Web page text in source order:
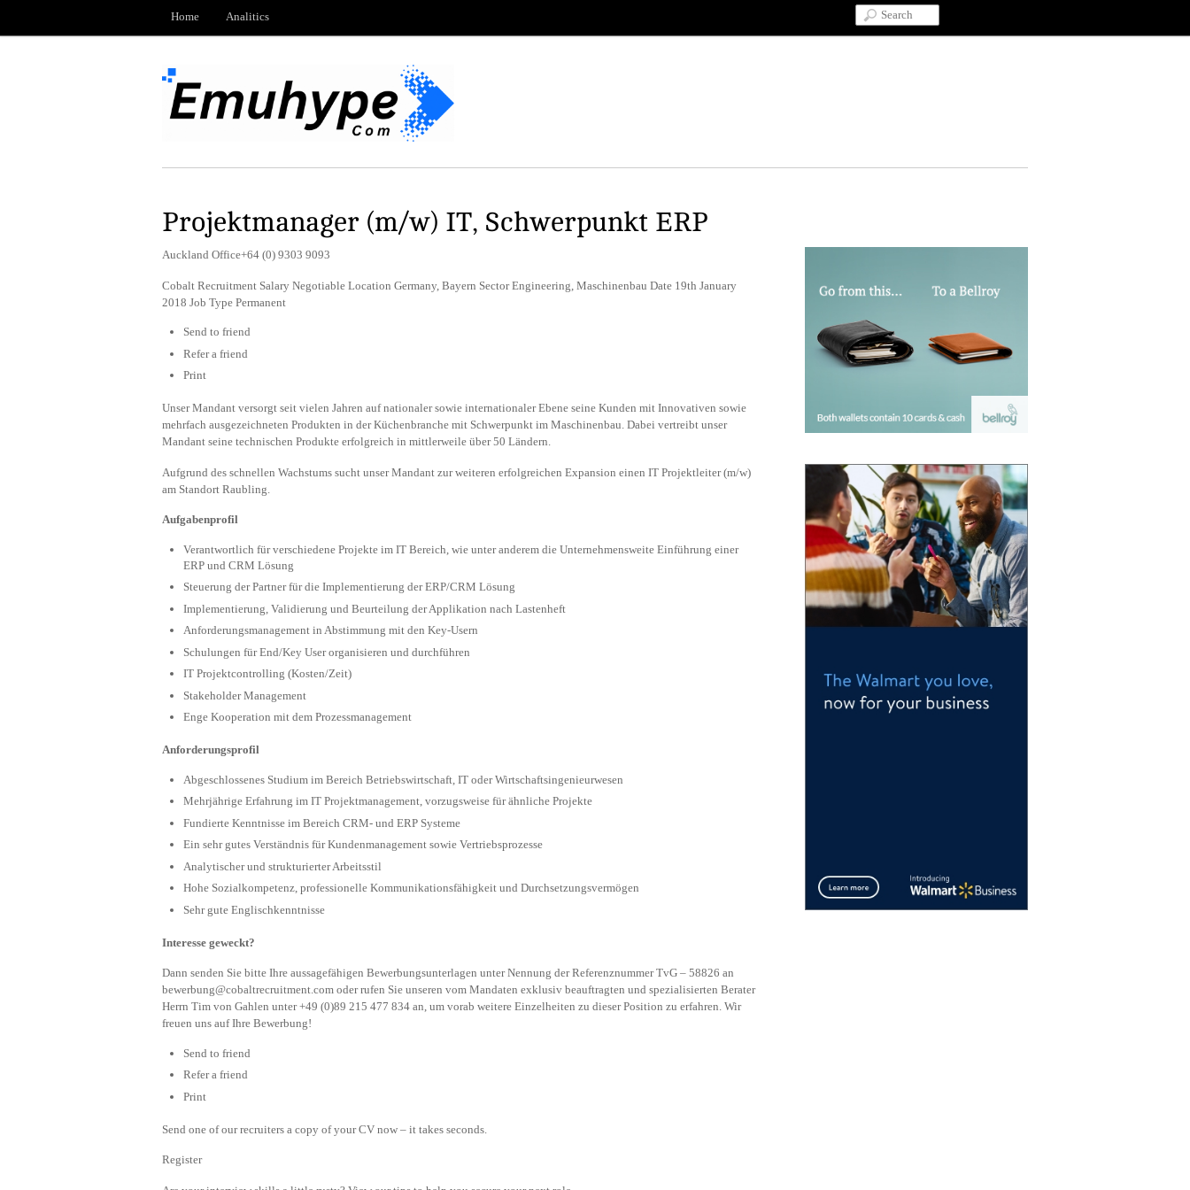
Home Analitics
Projektmanager (m/w) IT, Schwerpunkt ERP
Auckland Office+64 (0) 9303 9093
Cobalt Recruitment Salary Negotiable Location Germany, Bayern Sector Engineering, Maschinenbau Date 19th January
2018 Job Type Permanent
Send to friend
Refer a friend
Print
Unser Mandant versorgt seit vielen Jahren auf nationaler sowie internationaler Ebene seine Kunden mit Innovativen sowie
mehrfach ausgezeichneten Produkten in der Küchenbranche mit Schwerpunkt im Maschinenbau. Dabei vertreibt unser
Mandant seine technischen Produkte erfolgreich in mittlerweile über 50 Ländern.
Aufgrund des schnellen Wachstums sucht unser Mandant zur weiteren erfolgreichen Expansion einen IT Projektleiter (m/w)
am Standort Raubling.
Aufgabenprofil
Verantwortlich für verschiedene Projekte im IT Bereich, wie unter anderem die Unternehmensweite Einführung einer
ERP und CRM Lösung
Steuerung der Partner für die Implementierung der ERP/CRM Lösung
Implementierung, Validierung und Beurteilung der Applikation nach Lastenheft
Anforderungsmanagement in Abstimmung mit den Key-Usern
Schulungen für End/Key User organisieren und durchführen
IT Projektcontrolling (Kosten/Zeit)
Stakeholder Management
Enge Kooperation mit dem Prozessmanagement
Anforderungsprofil
Abgeschlossenes Studium im Bereich Betriebswirtschaft, IT oder Wirtschaftsingenieurwesen
Mehrjährige Erfahrung im IT Projektmanagement, vorzugsweise für ähnliche Projekte
Fundierte Kenntnisse im Bereich CRM- und ERP Systeme
Ein sehr gutes Verständnis für Kundenmanagement sowie Vertriebsprozesse
Analytischer und strukturierter Arbeitsstil
Hohe Sozialkompetenz, professionelle Kommunikationsfähigkeit und Durchsetzungsvermögen
Sehr gute Englischkenntnisse
Interesse geweckt?
Dann senden Sie bitte Ihre aussagefähigen Bewerbungsunterlagen unter Nennung der Referenznummer TvG – 58826 an
bewerbung@cobaltrecruitment.com oder rufen Sie unseren vom Mandaten exklusiv beauftragten und spezialisierten Berater
Herrn Tim von Gahlen unter +49 (0)89 215 477 834 an, um vorab weitere Einzelheiten zu dieser Position zu erfahren. Wir
freuen uns auf Ihre Bewerbung!
Send to friend
Refer a friend
Print
Send one of our recruiters a copy of your CV now – it takes seconds.
Register